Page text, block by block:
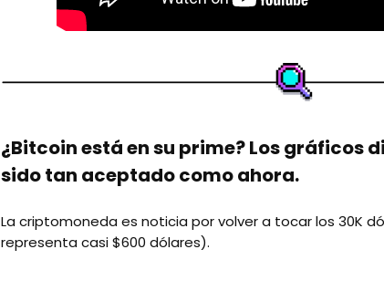
¿Bitcoin está en su prime? Los gráficos
sido tan aceptado como ahora.
La criptomoneda es noticia por volver a tocar los 30K
representa casi $600 dólares).